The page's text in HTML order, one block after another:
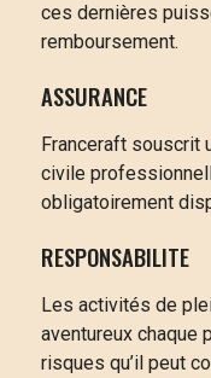
ces dernières
remboursement.
ASSURANCE
Franceraft souscrit
civile
obligatoirement
RESPONSABILITE
Les activités de
aventureux chaque
risques qu’il peut